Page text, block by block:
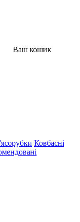
Ваш кошик
Ковбасні